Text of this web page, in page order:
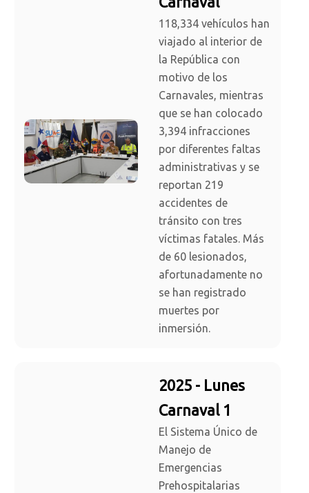
118,334 vehículos han
viajado al interior de
la República con
motivo de los
Carnavales, mientras
que se han colocado
3,394 infracciones
por diferentes faltas
administrativas y se
reportan 219
accidentes de
tránsito con tres
víctimas fatales. Más
de 60 lesionados,
afortunadamente no
se han registrado
muertes por
inmersión.
2025 - Lunes
Carnaval 1
El Sistema Único de
Manejo de
Emergencias
Prehospitalarias